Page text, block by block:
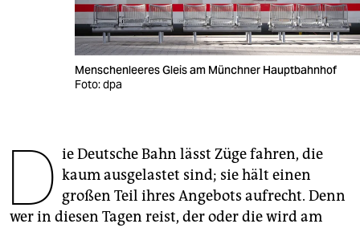
veranstaltungen
unterstützen
genossenschaft
Menschenleeres Gleis am Münchner Hauptbahnhof
Foto: dpa
D ie Deutsche Bahn lässt Züge fahren, die
kaum ausgelastet sind; sie hält einen
großen Teil ihres Angebots aufrecht. Denn
wer in diesen Tagen reist, der oder die wird am